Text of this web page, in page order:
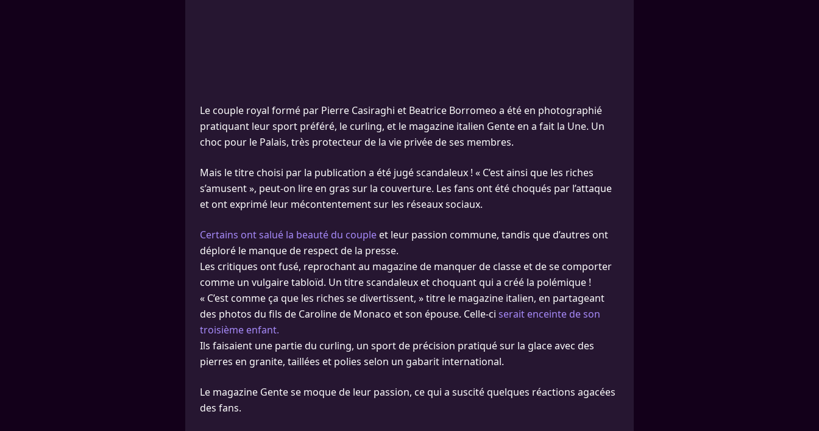
Le couple royal formé par Pierre Casiraghi et Beatrice Borromeo a été en photographié
pratiquant leur sport préféré, le curling, et le magazine italien Gente en a fait la Une. Un
choc pour le Palais, très protecteur de la vie privée de ses membres.
Mais le titre choisi par la publication a été jugé scandaleux ! « C’est ainsi que les riches
s’amusent », peut-on lire en gras sur la couverture. Les fans ont été choqués par l’attaque
et ont exprimé leur mécontentement sur les réseaux sociaux.
Certains ont salué la beauté du couple et leur passion commune, tandis que d’autres ont
déploré le manque de respect de la presse.
Les critiques ont fusé, reprochant au magazine de manquer de classe et de se comporter
comme un vulgaire tabloïd. Un titre scandaleux et choquant qui a créé la polémique !
« C’est comme ça que les riches se divertissent, » titre le magazine italien, en partageant
des photos du fils de Caroline de Monaco et son épouse. Celle-ci serait enceinte de son
troisième enfant.
Ils faisaient une partie du curling, un sport de précision pratiqué sur la glace avec des
pierres en granite, taillées et polies selon un gabarit international.
Le magazine Gente se moque de leur passion, ce qui a suscité quelques réactions agacées
des fans.